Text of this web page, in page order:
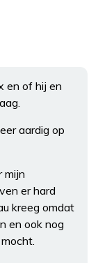
en of hij en
aardig op
mijn
er hard
kreeg omdat
en ook nog